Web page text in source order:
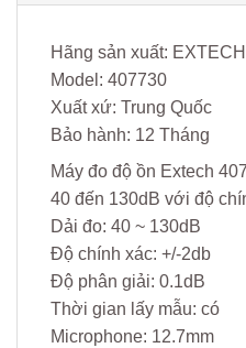
Hãng sản xuất: EXTECH
Model: 407730
Xuất xứ: Trung Quốc
Bảo hành: 12 Tháng
Máy đo độ ồn Extech
40 đến 130dB với độ
Dải đo: 40 ~ 130dB
Độ chính xác: +/-2db
Độ phân giải: 0.1dB
Thời gian lấy mẫu: có
Microphone: 12.7mm